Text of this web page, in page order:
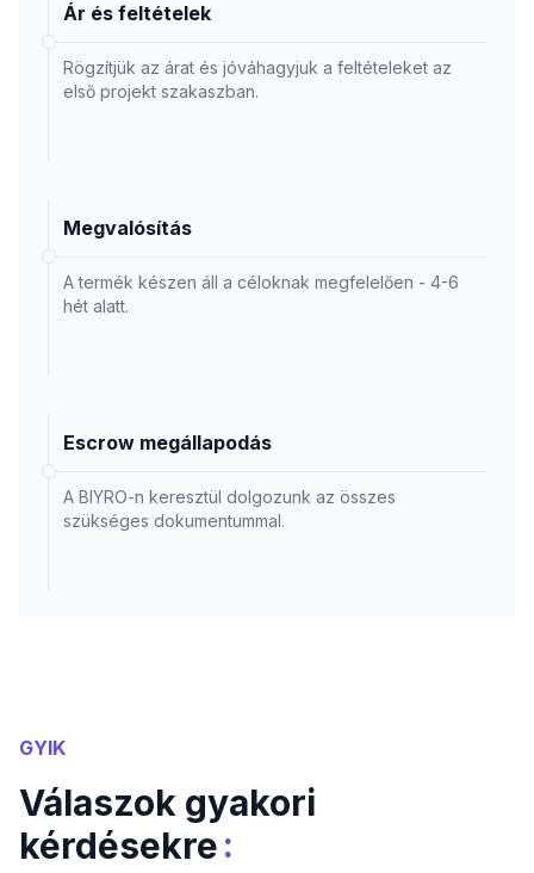
Ár és feltételek
Rögzítjük az árat és jóváhagyjuk a feltételeket az
első projekt szakaszban.
Megvalósítás
A termék készen áll a céloknak megfelelően - 4-6
hét alatt.
Escrow megállapodás
A BIYRO-n keresztül dolgozunk az összes
szükséges dokumentummal.
GYIK
Válaszok gyakori
kérdésekre: